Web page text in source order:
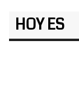
HOY ES